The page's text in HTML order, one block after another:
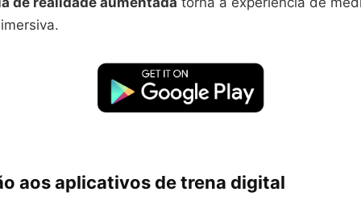
aos aplicativos de trena digital